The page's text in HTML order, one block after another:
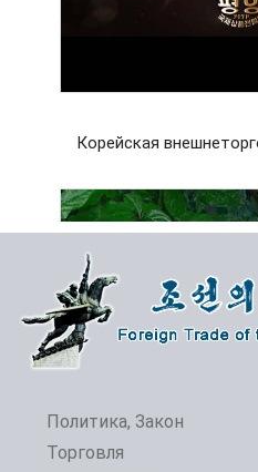
Политика, Закон
Торговля